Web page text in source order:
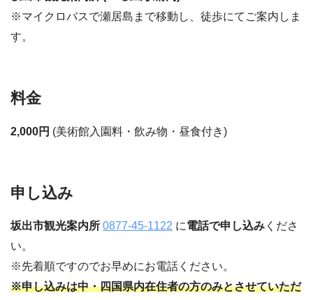
※マイクロバスで瀬居島まで移動し、徒歩にてご案内しま
す。
料金
2,000円 (美術館入園料・飲み物・昼食付き)
申し込み
坂出市観光案内所 0877-45-1122 に電話で申し込み くださ
い。
※先着順ですのでお早めにお電話ください。
※申し込みは中・四国県内在住者の方のみとさせていただ